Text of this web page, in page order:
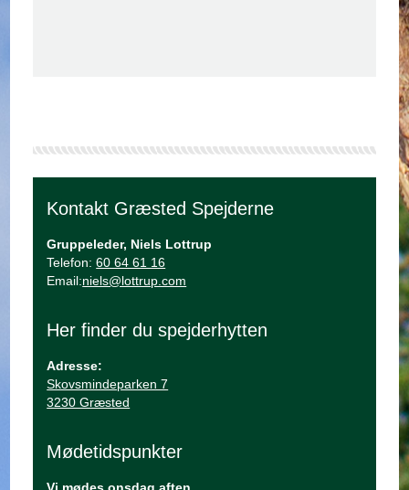
Kontakt Græsted Spejderne
Gruppeleder, Niels Lottrup
Telefon:60 64 61 16
Email:niels@lottrup.com
Her finder du spejderhytten
Adresse:
Skovsmindeparken 7
3230 Græsted
Mødetidspunkter